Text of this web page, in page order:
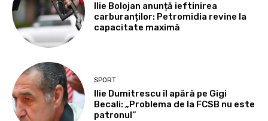
Ilie Bolojan anunță ieftinirea
carburanților: Petromidia revine la
capacitate maximă
SPORT
Ilie Dumitrescu îl apără pe Gigi
Becali: „Problema de la FCSB nu este
patronul”